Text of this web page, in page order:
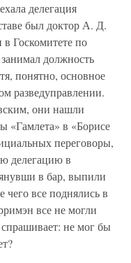
делегация
был доктор А. Д.
Госкомитете по
должность
понятно, основное
разведуправлении.
они нашли
«Гамлета» в «Борисе
переговоры,
делегацию в
в бар, выпили
все поднялись в
все не могли
не мог бы